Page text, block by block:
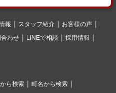
報 スタッフ紹介
お客様の声
合わせ LINEで相談
採用情報
ら検索
町名から検索